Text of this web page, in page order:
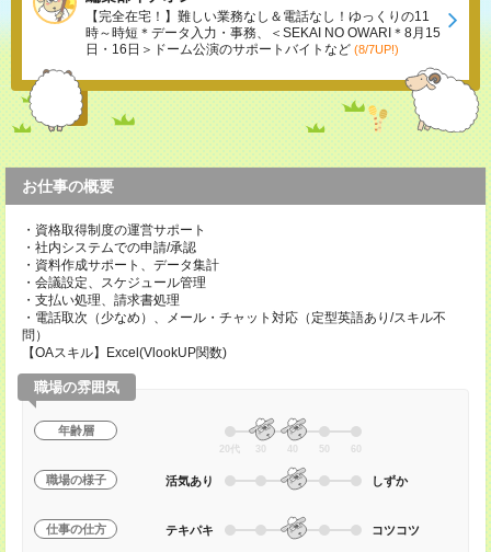
【完全在宅！】難しい業務なし＆電話なし！ゆっくりの11
時～時短＊データ入力・事務、＜SEKAI NO OWARI＊8月15
日・16日＞ドーム公演のサポートバイトなど (8/7UP!)
お仕事の概要
・資格取得制度の運営サポート
・社内システムでの申請/承認
・資料作成サポート、データ集計
・会議設定、スケジュール管理
・支払い処理、請求書処理
・電話取次（少なめ）、メール・チャット対応（定型英語あり/スキル不
問）
【OAスキル】Excel(VlookUP関数)
職場の雰囲気
年齢層
20代 30 40 50 60
職場の様子 活気あり しずか
仕事の仕方 テキパキ コツコツ